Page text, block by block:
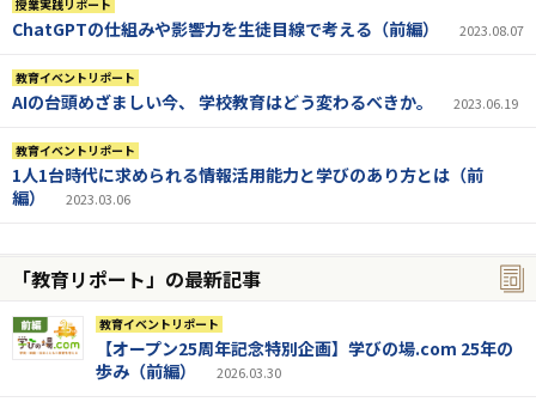
授業実践リポート
ChatGPTの仕組みや影響力を生徒目線で考える（前編） 2023.08.07
教育イベントリポート
AIの台頭めざましい今、 学校教育はどう変わるべきか。 2023.06.19
教育イベントリポート
1人1台時代に求められる情報活用能力と学びのあり方とは（前
編）
2023.03.06
「教育リポート」の最新記事
教育イベントリポート
【オープン25周年記念特別企画】学びの場.com 25年の
歩み（前編）
2026.03.30